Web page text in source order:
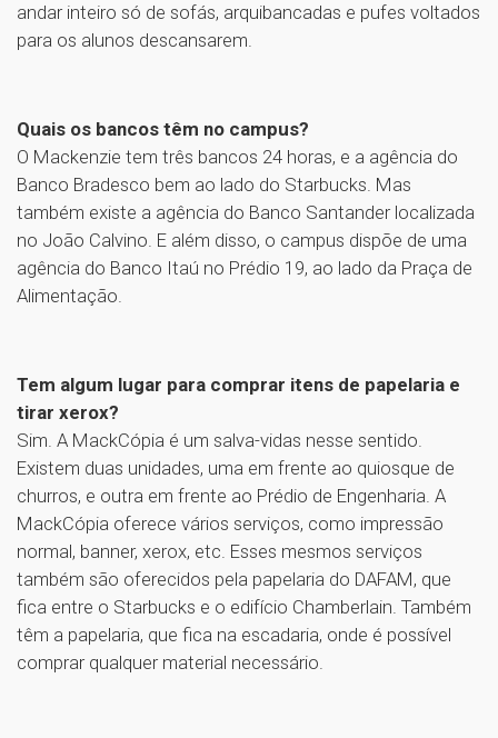
andar inteiro só de sofás, arquibancadas e pufes voltados
para os alunos descansarem.
Quais os bancos têm no campus?
O Mackenzie tem três bancos 24 horas, e a agência do
Banco Bradesco bem ao lado do Starbucks. Mas
também existe a agência do Banco Santander localizada
no João Calvino. E além disso, o campus dispõe de uma
agência do Banco Itaú no Prédio 19, ao lado da Praça de
Alimentação.
Tem algum lugar para comprar itens de papelaria e
tirar xerox?
Sim. A MackCópia é um salva-vidas nesse sentido.
Existem duas unidades, uma em frente ao quiosque de
churros, e outra em frente ao Prédio de Engenharia. A
MackCópia oferece vários serviços, como impressão
normal, banner, xerox, etc. Esses mesmos serviços
também são oferecidos pela papelaria do DAFAM, que
fica entre o Starbucks e o edifício Chamberlain. Também
têm a papelaria, que fica na escadaria, onde é possível
comprar qualquer material necessário.